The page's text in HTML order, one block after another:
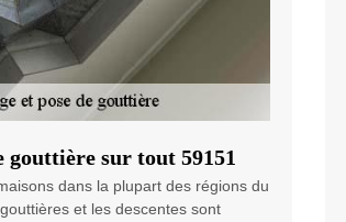
gouttière sur tout 59151
dans la plupart des régions du
et les descentes sont